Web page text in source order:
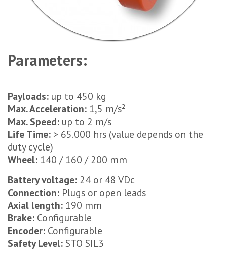
Parameters:
Payloads: up to 450 kg
Max. Acceleration: 1,5 m/s²
Max. Speed: up to 2 m/s
Life Time: > 65.000 hrs (value depends on the
duty cycle)
Wheel: 140 / 160 / 200 mm
Battery voltage: 24 or 48 VDc
Connection: Plugs or open leads
Axial length: 190 mm
Brake: Configurable
Encoder: Configurable
Safety Level: STO SIL3